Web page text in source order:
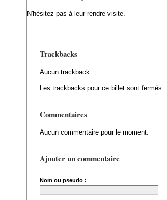
N'hésitez pas à leur rendre visite.
Trackbacks
Aucun trackback.
Les trackbacks pour ce billet sont fermés.
Commentaires
Aucun commentaire pour le moment.
Ajouter un commentaire
Nom ou pseudo :